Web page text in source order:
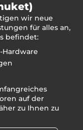
wir neue
für alles an,
befindet:
Hardware
auf der
zu Ihnen zu